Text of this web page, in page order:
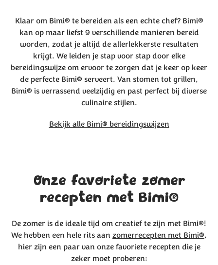
Klaar om Bimi® te bereiden als een echte chef? Bimi®
kan op maar liefst 9 verschillende manieren bereid
worden, zodat je altijd de allerlekkerste resultaten
krijgt. We leiden je stap voor stap door elke
bereidingswijze om ervoor te zorgen dat je keer op keer
de perfecte Bimi® serveert. Van stomen tot grillen,
Bimi® is verrassend veelzijdig en past perfect bij diverse
culinaire stijlen.
Bekijk alle Bimi® bereidingswijzen
Onze favoriete zomer
recepten met Bimi®
De zomer is de ideale tijd om creatief te zijn met Bimi®!
We hebben een hele rits aan zomerrecepten met Bimi®,
hier zijn een paar van onze favoriete recepten die je
zeker moet proberen: